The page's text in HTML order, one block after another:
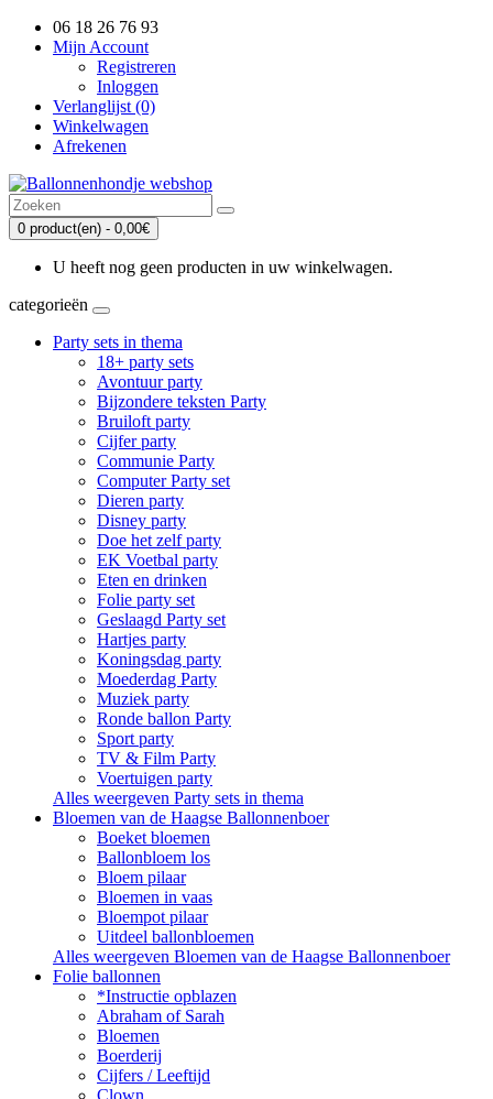
06 18 26 76 93
Mijn Account
Registreren
Inloggen
Verlanglijst (0)
Winkelwagen
Afrekenen
0 product(en) - 0,00€
U heeft nog geen producten in uw winkelwagen.
categorieën
Party sets in thema
18+ party sets
Avontuur party
Bijzondere teksten Party
Bruiloft party
Cijfer party
Communie Party
Computer Party set
Dieren party
Disney party
Doe het zelf party
EK Voetbal party
Eten en drinken
Folie party set
Geslaagd Party set
Hartjes party
Koningsdag party
Moederdag Party
Muziek party
Ronde ballon Party
Sport party
TV & Film Party
Voertuigen party
Alles weergeven Party sets in thema
Bloemen van de Haagse Ballonnenboer
Boeket bloemen
Ballonbloem los
Bloem pilaar
Bloemen in vaas
Bloempot pilaar
Uitdeel ballonbloemen
Alles weergeven Bloemen van de Haagse Ballonnenboer
Folie ballonnen
*Instructie opblazen
Abraham of Sarah
Bloemen
Boerderij
Cijfers / Leeftijd
Clown